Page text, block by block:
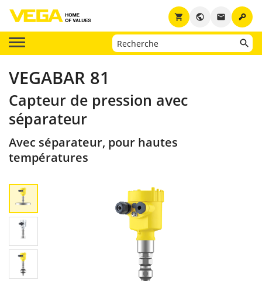
key
email
public
shopping_cart
VEGABAR 81
Capteur de pression avec
séparateur
Avec séparateur, pour hautes
températures